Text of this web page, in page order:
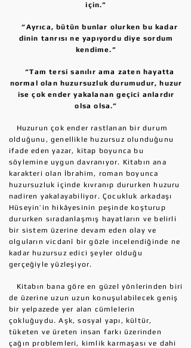
için.”
“Ayrıca, bütün bunlar olurken bu kadar
dinin tanrısı ne yapıyordu diye sordum
kendime.”
“Tam tersi sanılır ama zaten hayatta
normal olan huzursuzluk durumudur, huzur
ise çok ender yakalanan geçici anlardır
olsa olsa.”
Huzurun çok ender rastlanan bir durum
olduğunu, genellikle huzursuz olunduğunu
ifade eden yazar, kitap boyunca bu
söylemine uygun davranıyor. Kitabın ana
karakteri olan İbrahim, roman boyunca
huzursuzluk içinde kıvranıp dururken huzuru
nadiren yakalayabiliyor. Çocukluk arkadaşı
Hüseyin’in hikâyesinin peşinde koşturup
dururken sıradanlaşmış hayatların ve belirli
bir sistem üzerine devam eden olay ve
olguların vicdanî bir gözle incelendiğinde ne
kadar huzursuz edici şeyler olduğu
gerçeğiyle yüzleşiyor.
Kitabın bana göre en güzel yönlerinden biri
de üzerine uzun uzun konuşulabilecek geniş
bir yelpazede yer alan cümlelerin
çokluğuydu. Aşk, sosyal yapı, kültür,
tüketen ve üreten insan farkı üzerinden
çağın problemleri, kimlik karmaşası ve dahi